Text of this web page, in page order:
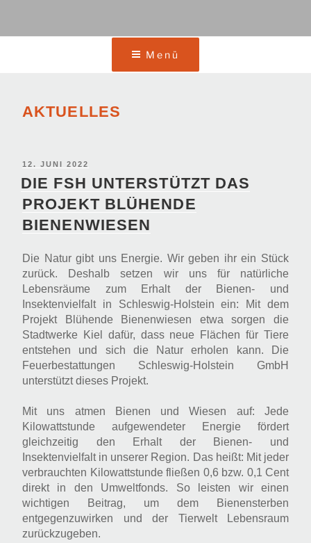
Menü
AKTUELLES
VERÖFFENTLICHT
AM
12. JUNI 2022
DIE FSH UNTERSTÜTZT DAS
PROJEKT BLÜHENDE
BIENENWIESEN
Die Natur gibt uns Energie. Wir geben ihr ein Stück
zurück. Deshalb setzen wir uns für natürliche
Lebensräume zum Erhalt der Bienen- und
Insektenvielfalt in Schleswig-Holstein ein: Mit dem
Projekt Blühende Bienenwiesen etwa sorgen die
Stadtwerke Kiel dafür, dass neue Flächen für Tiere
entstehen und sich die Natur erholen kann. Die
Feuerbestattungen Schleswig-Holstein GmbH
unterstützt dieses Projekt.
Mit uns atmen Bienen und Wiesen auf: Jede
Kilowattstunde aufgewendeter Energie fördert
gleichzeitig den Erhalt der Bienen- und
Insektenvielfalt in unserer Region. Das heißt: Mit jeder
verbrauchten Kilowattstunde fließen 0,6 bzw. 0,1 Cent
direkt in den Umweltfonds. So leisten wir einen
wichtigen Beitrag, um dem Bienensterben
entgegenzuwirken und der Tierwelt Lebensraum
zurückzugeben.